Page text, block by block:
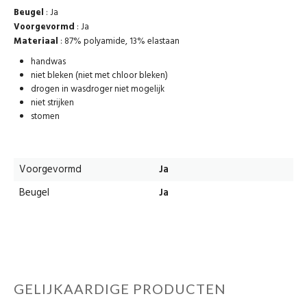
Beugel : Ja
Voorgevormd : Ja
Materiaal : 87% polyamide, 13% elastaan
handwas
niet bleken (niet met chloor bleken)
drogen in wasdroger niet mogelijk
niet strijken
stomen
Voorgevormd
Ja
Beugel
Ja
GELIJKAARDIGE PRODUCTEN